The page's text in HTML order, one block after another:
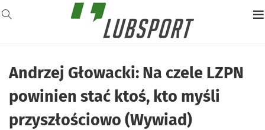
Andrzej Głowacki: Na czele LZPN
powinien stać ktoś, kto myśli
przyszłościowo (Wywiad)